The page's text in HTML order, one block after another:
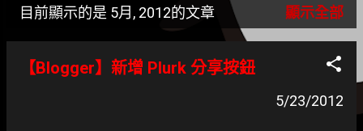
GRAVATAR
目前顯示的是 5月, 2012的文章 顯示全部
【Blogger】新增 Plurk 分享按鈕
5/23/2012